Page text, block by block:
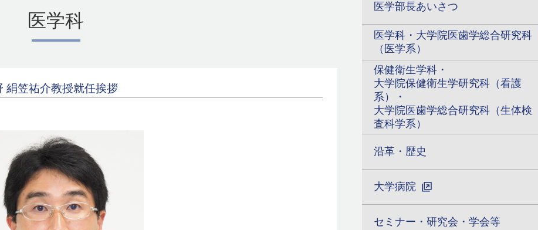
医学部長あいさつ
医学科・大学院医歯学総合研究科
（医学系）
保健衛生学科・
大学院保健衛生学研究科（看護
系）・
大学院医歯学総合研究科（生体検
査科学系）
沿革・歴史
大学病院
セミナー・研究会・学会等
医学科
絹笠祐介教授就任挨拶